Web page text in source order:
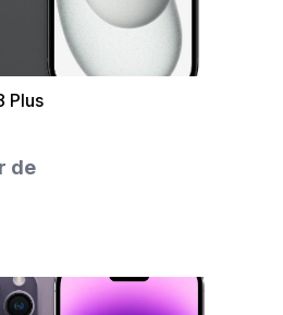
Plus
de